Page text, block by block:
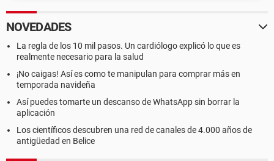
NOVEDADES
La regla de los 10 mil pasos. Un cardiólogo explicó lo que es
realmente necesario para la salud
¡No caigas! Así es como te manipulan para comprar más en
temporada navideña
Así puedes tomarte un descanso de WhatsApp sin borrar la
aplicación
Los científicos descubren una red de canales de 4.000 años de
antigüedad en Belice